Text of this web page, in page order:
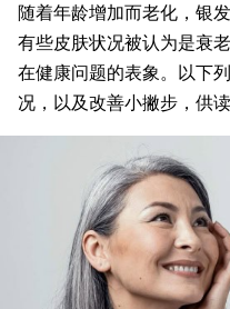
随着年龄增加而老化，银
有些皮肤状况被认为是衰
在健康问题的表象。以下
况，以及改善小撇步，供读